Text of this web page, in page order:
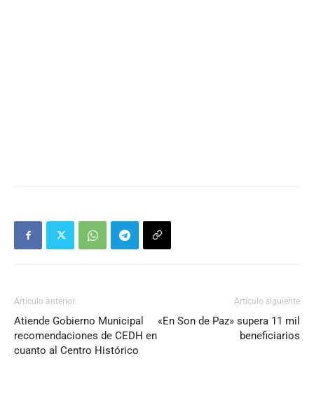
Artículo anterior
Atiende Gobierno Municipal
recomendaciones de CEDH en
cuanto al Centro Histórico
Artículo siguiente
«En Son de Paz» supera 11 mil
beneficiarios